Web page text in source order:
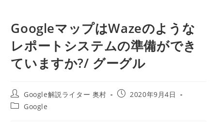
GoogleマップはWazeのような
レポートシステムの準備ができ
ていますか?/ グーグル
投
稿
者:
Google解説ライター 奥村
投
2020年9月4日
投
Google